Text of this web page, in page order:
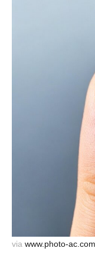
via www.photo-ac.com